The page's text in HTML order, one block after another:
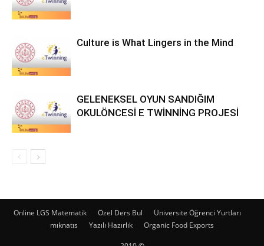
Culture is What Lingers in the Mind
GELENEKSEL OYUN SANDIĞIM
OKULÖNCESİ E TWİNNİNG PROJESİ
Online LGS Matematik Özel Ders Bul
Üniversite Öğrenci Yurtları
mıknatıs
Yazılı Hazırlık Organic Food Exports